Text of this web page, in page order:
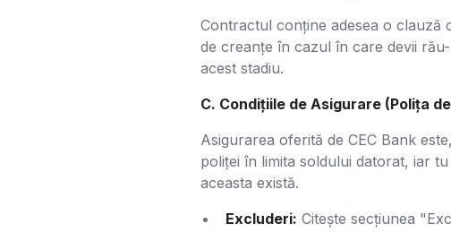
Contractul conține adesea o clauză
de creanțe în cazul în care devii
acest stadiu.
C. Condițiile de Asigurare (Polița
Asigurarea oferită de CEC Bank
poliței în limita soldului datorat, iar
aceasta există.
Excluderi: Citește secțiunea